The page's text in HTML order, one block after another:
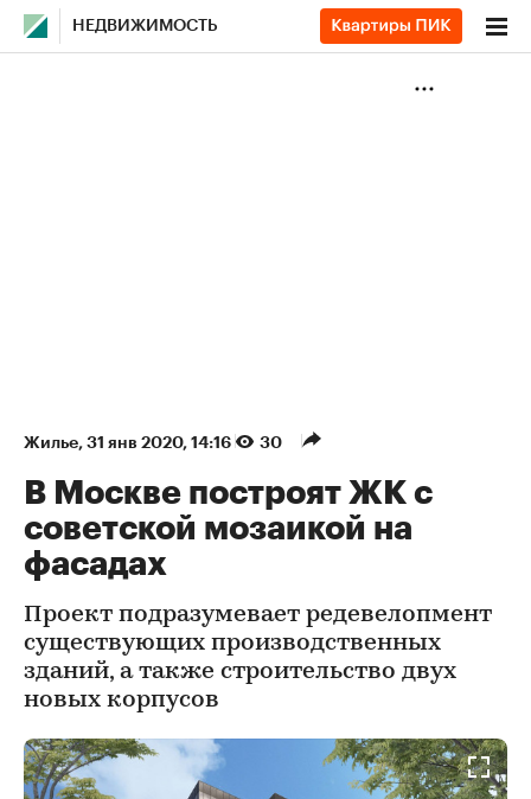
НЕДВИЖИМОСТЬ
Жилье⁠, 31 янв 2020, 14:16 30
В Москве построят ЖК с
советской мозаикой на
фасадах
Проект подразумевает редевелопмент
существующих производственных
зданий, а также строительство двух
новых корпусов